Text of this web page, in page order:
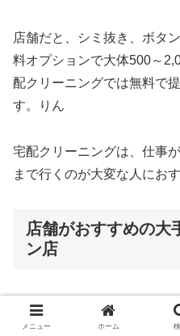
店舗だと、シミ抜き、ボタ
料オプションで大体500～
配クリーニングでは無料で
す。りん
宅配クリーニングは、仕事
まで行くのが大変な人にお
店舗がおすすめの大
ン店
以上の違いを比較した上で
チェーンは以下の通りです。
メニュー ホーム